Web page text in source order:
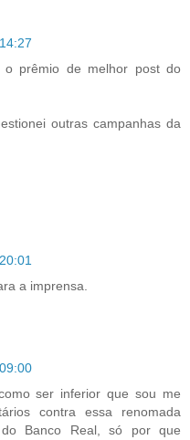
prêmio de melhor post do
outras campanhas da
a imprensa.
ser inferior que sou me
contra essa renomada
Banco Real, só por que